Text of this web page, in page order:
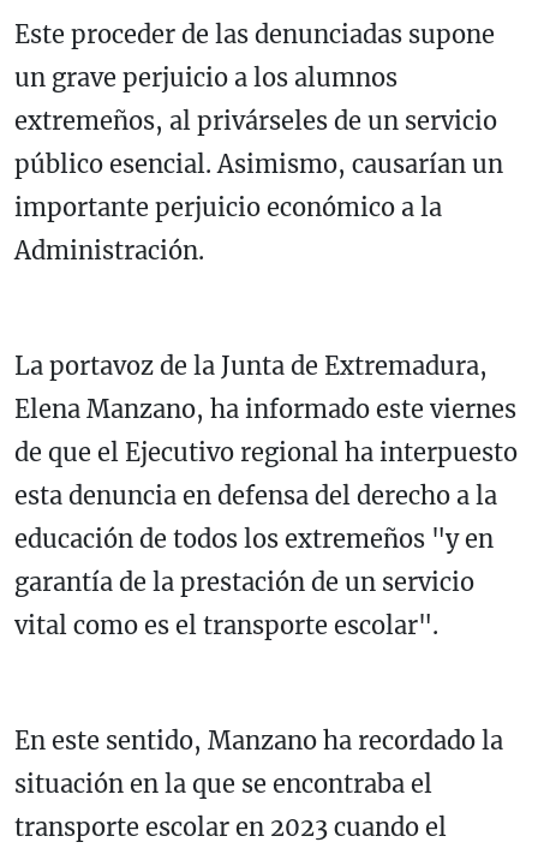
Este proceder de las denunciadas supone
un grave perjuicio a los alumnos
extremeños, al privárseles de un servicio
público esencial. Asimismo, causarían un
importante perjuicio económico a la
Administración.
La portavoz de la Junta de Extremadura,
Elena Manzano, ha informado este viernes
de que el Ejecutivo regional ha interpuesto
esta denuncia en defensa del derecho a la
educación de todos los extremeños "y en
garantía de la prestación de un servicio
vital como es el transporte escolar".
En este sentido, Manzano ha recordado la
situación en la que se encontraba el
transporte escolar en 2023 cuando el